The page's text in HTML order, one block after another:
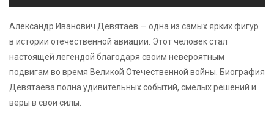
Александр Иванович Девятаев — одна из самых ярких фигур
в истории отечественной авиации. Этот человек стал
настоящей легендой благодаря своим невероятным
подвигам во время Великой Отечественной войны. Биография
Девятаева полна удивительных событий, смелых решений и
веры в свои силы.